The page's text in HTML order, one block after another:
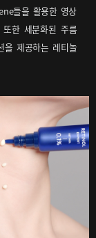
들을 활용한 영상
한 세분화된 주름
을 제공하는 레티놀